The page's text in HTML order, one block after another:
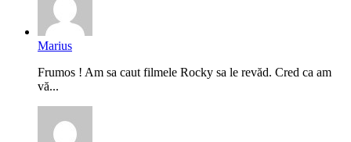
Marius
Frumos ! Am sa caut filmele Rocky sa le revăd. Cred ca am
vă...